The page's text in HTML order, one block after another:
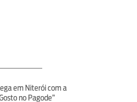
em Niterói com a
no Pagode”